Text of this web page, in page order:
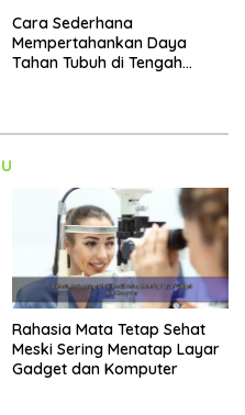
Cara Sederhana
Mempertahankan Daya
Tahan Tubuh di Tengah
Rahasia Mata Tetap Sehat
Meski Sering Menatap Layar
Gadget dan Komputer